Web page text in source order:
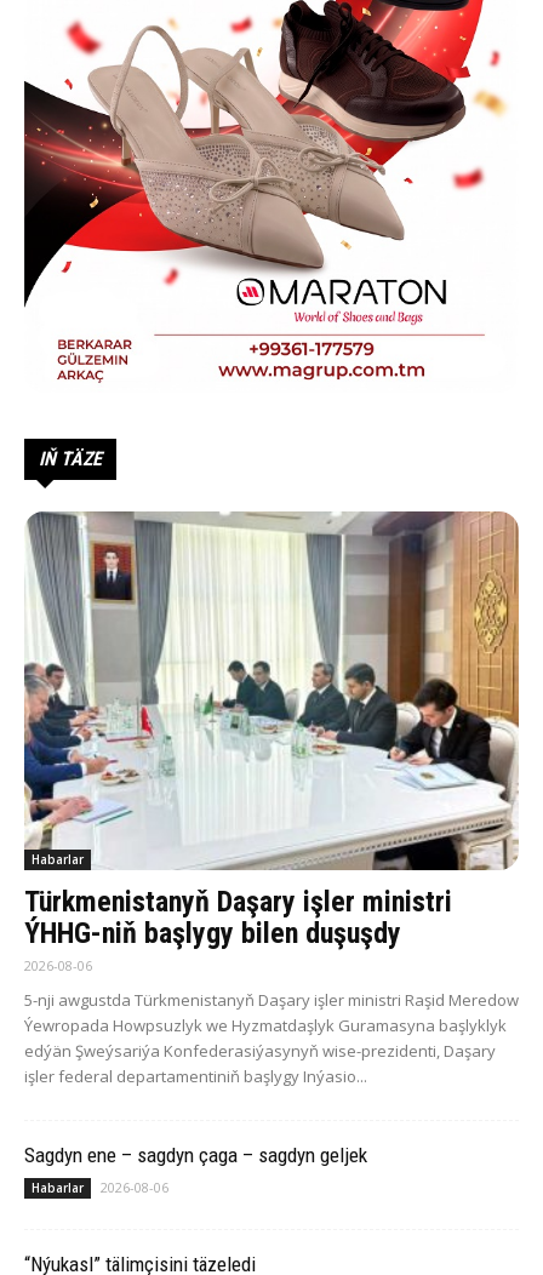
IŇ TÄZE
Habarlar
Türkmenistanyň Daşary işler ministri
ÝHHG-niň başlygy bilen duşuşdy
2026-08-06
5-nji awgustda Türkmenistanyň Daşary işler ministri Raşid Meredow
Ýewropada Howpsuzlyk we Hyzmatdaşlyk Guramasyna başlyklyk
edýän Şweýsariýa Konfederasiýasynyň wise-prezidenti, Daşary
işler federal departamentiniň başlygy Inýasio...
Sagdyn ene – sagdyn çaga – sagdyn geljek
Habarlar 2026-08-06
“Nýukasl” tälimçisini täzeledi